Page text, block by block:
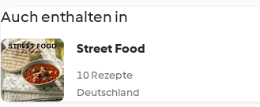
Auch enthalten in
Street Food
10 Rezepte
Deutschland